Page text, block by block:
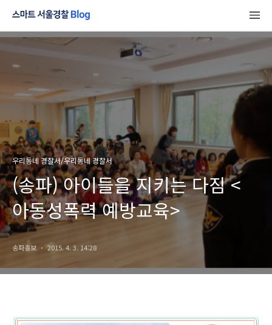
우리동네 경찰서/우리동네 경찰서
(송파) 아이들을 지키는 다짐 <
아동성폭력 예방교육>
송파홍보 2015. 4. 3. 14:28